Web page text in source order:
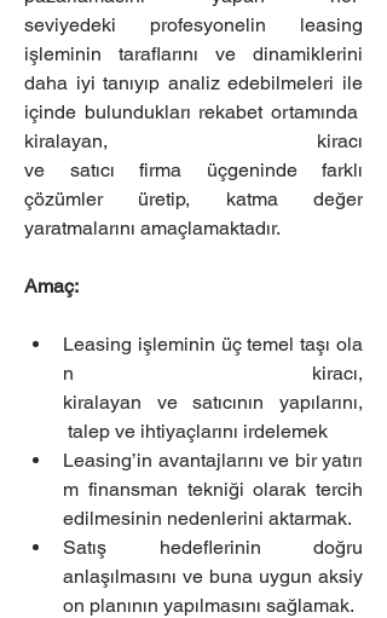
seviyedeki profesyonelin leasing
işleminin taraflarını ve dinamiklerini
daha iyi tanıyıp analiz edebilmeleri ile
içinde bulundukları rekabet ortamında
kiralayan, kiracı
ve satıcı firma üçgeninde farklı
çözümler üretip, katma değer
yaratmalarını amaçlamaktadır.
Amaç:
Leasing işleminin üç temel taşı ola
n kiracı,
kiralayan ve satıcının yapılarını,
talep ve ihtiyaçlarını irdelemek
Leasing’in avantajlarını ve bir yatırı
m finansman tekniği olarak tercih
edilmesinin nedenlerini aktarmak.
Satış hedeflerinin doğru
anlaşılmasını ve buna uygun aksiy
on planının yapılmasını sağlamak.